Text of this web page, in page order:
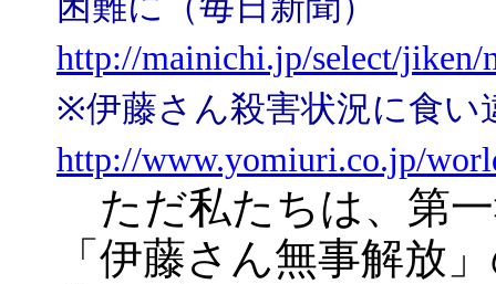
http://mainichi.jp/select/jiken/
※伊藤さん殺害状況に食
http://www.yomiuri.co.jp/
ただ私たちは、第一
「伊藤さん無事解放